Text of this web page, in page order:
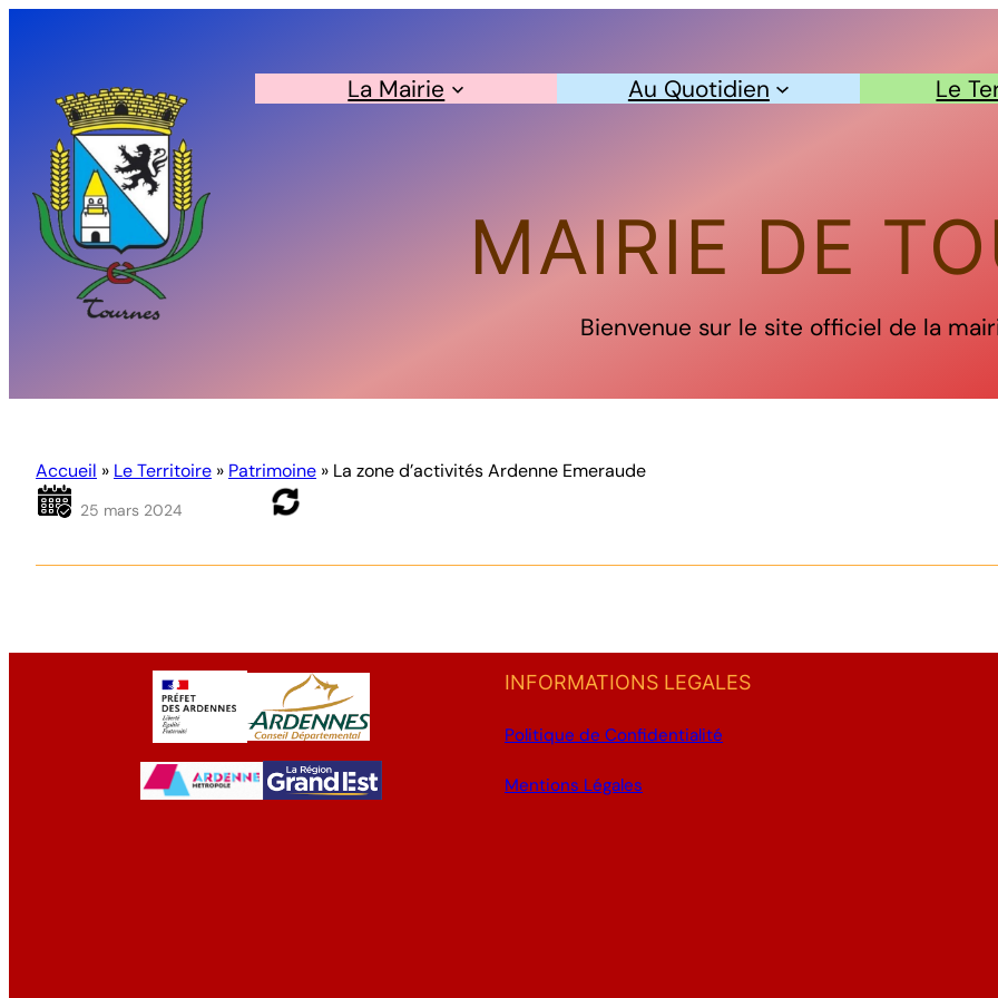
La Mairie Au Quotidien Le
MAIRIE DE
Bienvenue sur le site officiel de la
Accueil » Le Territoire » Patrimoine » La zone d’activités Ardenne Emeraude
25 mars 2024
INFORMATIONS LEGALES
Politique de Confidentialité
Mentions Légales